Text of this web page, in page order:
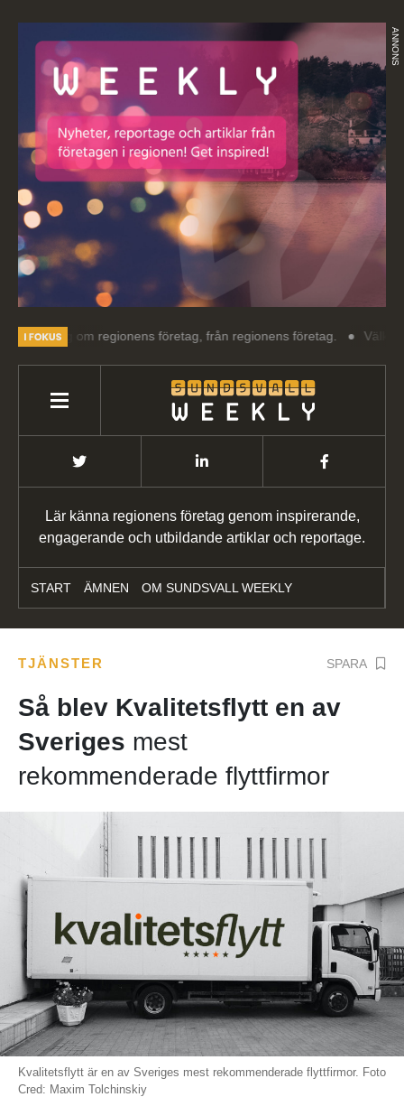
ANNONS
om regionens företag, från regionens företag. Välkommen till
Lär känna regionens företag genom inspirerande,
engagerande och utbildande artiklar och reportage.
START ÄMNEN OM SUNDSVALL WEEKLY
TJÄNSTER SPARA
Så blev Kvalitetsflytt en av
Sveriges mest
rekommenderade flyttfirmor
Kvalitetsflytt är en av Sveriges mest rekommenderade flyttfirmor. Foto
Cred: Maxim Tolchinskiy